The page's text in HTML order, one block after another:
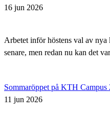
16 jun 2026
Arbetet inför höstens val av
senare, men redan nu kan det
Sommaröppet på KTH Campus
11 jun 2026